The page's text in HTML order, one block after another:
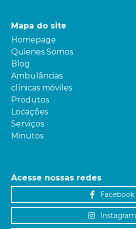
Mapa do site
Homepage
Quienes Somos
Blog
Ambulâncias
clínicas móviles
Produtos
Locações
Serviços
Minutos
Acesse nossas redes
Facebook
Instagram